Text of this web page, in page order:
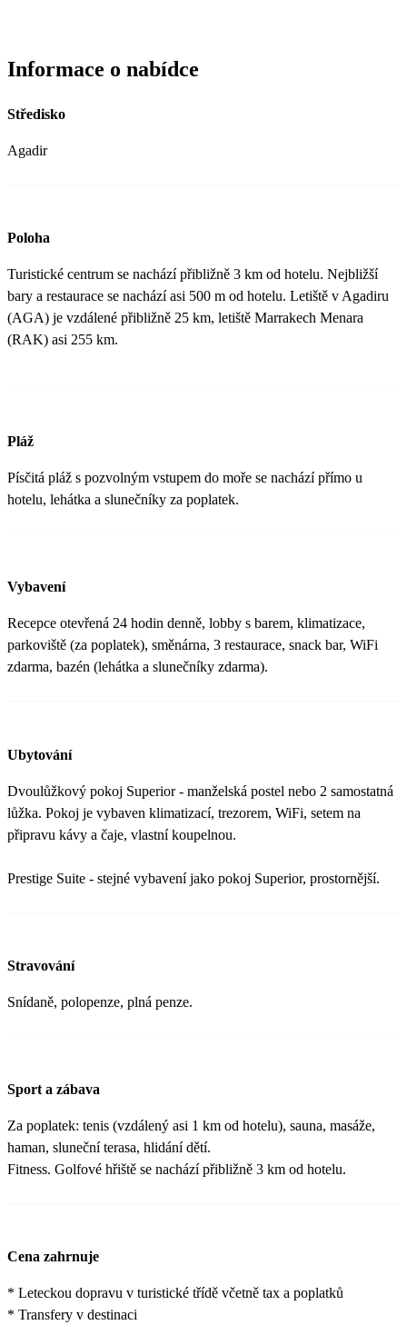
Informace o nabídce
Středisko
Agadir
Poloha
Turistické centrum se nachází přibližně 3 km od hotelu. Nejbližší
bary a restaurace se nachází asi 500 m od hotelu. Letiště v Agadiru
(AGA) je vzdálené přibližně 25 km, letiště Marrakech Menara
(RAK) asi 255 km.
Pláž
Písčitá pláž s pozvolným vstupem do moře se nachází přímo u
hotelu, lehátka a slunečníky za poplatek.
Vybavení
Recepce otevřená 24 hodin denně, lobby s barem, klimatizace,
parkoviště (za poplatek), směnárna, 3 restaurace, snack bar, WiFi
zdarma, bazén (lehátka a slunečníky zdarma).
Ubytování
Dvoulůžkový pokoj Superior - manželská postel nebo 2 samostatná
lůžka. Pokoj je vybaven klimatizací, trezorem, WiFi, setem na
připravu kávy a čaje, vlastní koupelnou.
Prestige Suite - stejné vybavení jako pokoj Superior, prostornější.
Stravování
Snídaně, polopenze, plná penze.
Sport a zábava
Za poplatek: tenis (vzdálený asi 1 km od hotelu), sauna, masáže,
haman, sluneční terasa, hlidání dětí.
Fitness. Golfové hřiště se nachází přibližně 3 km od hotelu.
Cena zahrnuje
* Leteckou dopravu v turistické třídě včetně tax a poplatků
* Transfery v destinaci